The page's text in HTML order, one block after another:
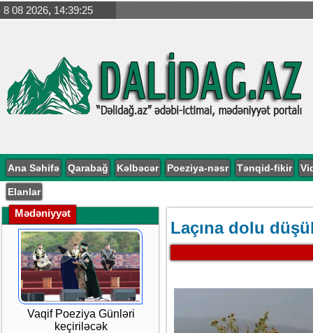
8 08 2026, 14:39:25
Ana Səhifə Qarabağ Kəlbəcər Poeziya-nəsr Tənqid-fikir
Elanlar
Mədəniyyət
Vaqif Poeziya Günləri
keçiriləcək
Laçına dolu